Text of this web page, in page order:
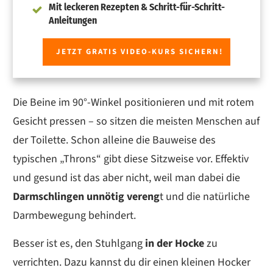
Mit leckeren Rezepten & Schritt-für-Schritt-
Anleitungen
JETZT GRATIS VIDEO-KURS SICHERN!
Die Beine im 90°-Winkel positionieren und mit rotem
Gesicht pressen – so sitzen die meisten Menschen auf
der Toilette. Schon alleine die Bauweise des
typischen „Throns“ gibt diese Sitzweise vor. Effektiv
und gesund ist das aber nicht, weil man dabei die
Darmschlingen unnötig verengt und die natürliche
Darmbewegung behindert.
Besser ist es, den Stuhlgang in der Hockezu
verrichten. Dazu kannst du dir einen kleinen Hocker